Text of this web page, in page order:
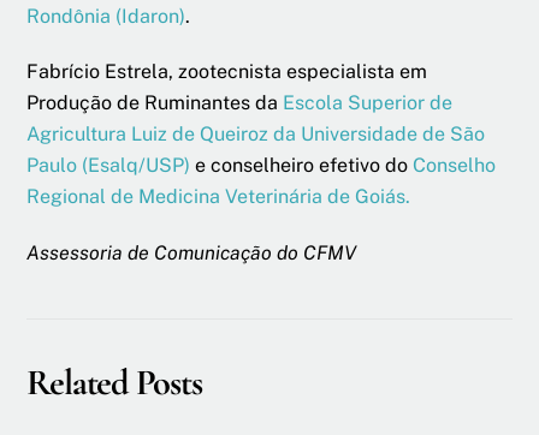
Rondônia (Idaron).
Fabrício Estrela, zootecnista especialista em
Produção de Ruminantes da Escola Superior de
Agricultura Luiz de Queiroz da Universidade de São
Paulo (Esalq/USP) e conselheiro efetivo do Conselho
Regional de Medicina Veterinária de Goiás.
Assessoria de Comunicação do CFMV
Related Posts